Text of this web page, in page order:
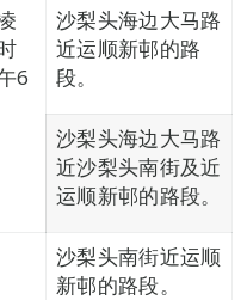
6
沙梨头海边大马路
近运顺新邨的路
段。
沙梨头海边大马路
近沙梨头南街及近
运顺新邨的路段。
沙梨头南街近运顺
新邨的路段。